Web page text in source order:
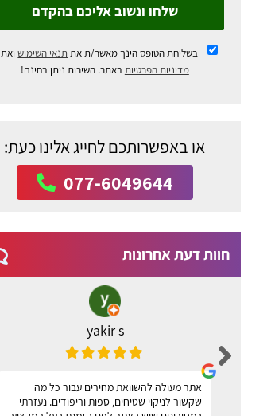
שלחו ונשוב אליכם בהקדם
בשליחת הטופס הינך מאשר/ת את תנאי השימושואת
מדיניות הפרטיותבאתר. השירות ניתן בחינם!
או באפשרותכם לחייג אלינו כעת:
077-6049644
חוות דעת אחרונות
yakir s
אתר מעולה להשוואת מחירים עבור כל מה
שקשור לניקוי שטיחים, ספות וריפודים. נעזרתי